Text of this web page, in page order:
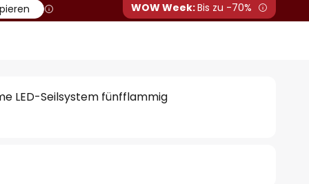
WOW Week:Bis zu -70%
LED-Seilsystem fünfflammig